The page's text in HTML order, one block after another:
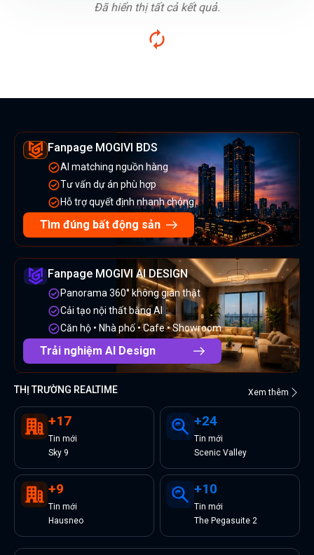
Đã hiển thị tất cả kết quả.
Fanpage MOGIVI BDS
AI matching nguồn hàng
Tư vấn dự án phù hợp
Hỗ trợ quyết định nhanh chóng
Tìm đúng bất động sản
Fanpage MOGIVI AI DESIGN
Panorama 360° không gian thật
Cải tạo nội thất bằng AI
Căn hộ • Nhà phố • Cafe • Showroom
Trải nghiệm AI Design
THỊ TRƯỜNG REALTIME Xem thêm
+17
Tin mới
Sky 9
+24
Tin mới
Scenic Valley
+9
Tin mới
Hausneo
+10
Tin mới
The Pegasuite 2